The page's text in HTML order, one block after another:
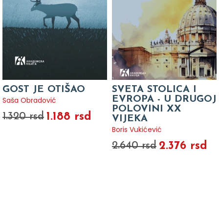
GOST JE OTIŠAO
Saša Obradović
1.320 rsd 1.188 rsd
SVETA STOLICA I
EVROPA - U DRUGOJ
POLOVINI XX
VIJEKA
Boris Vukićević
2.640 rsd 2.376 rsd